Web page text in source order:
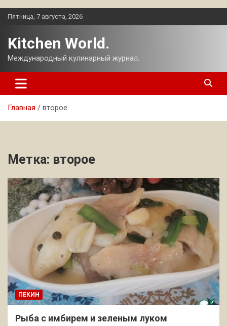
Перейти
Пятница, 7 августа, 2026
Kitchen World.
Международный кулинарный журнал.
Главная второе
Метка: второе
ПЕКИН
Рыба с имбирем и зеленым луком